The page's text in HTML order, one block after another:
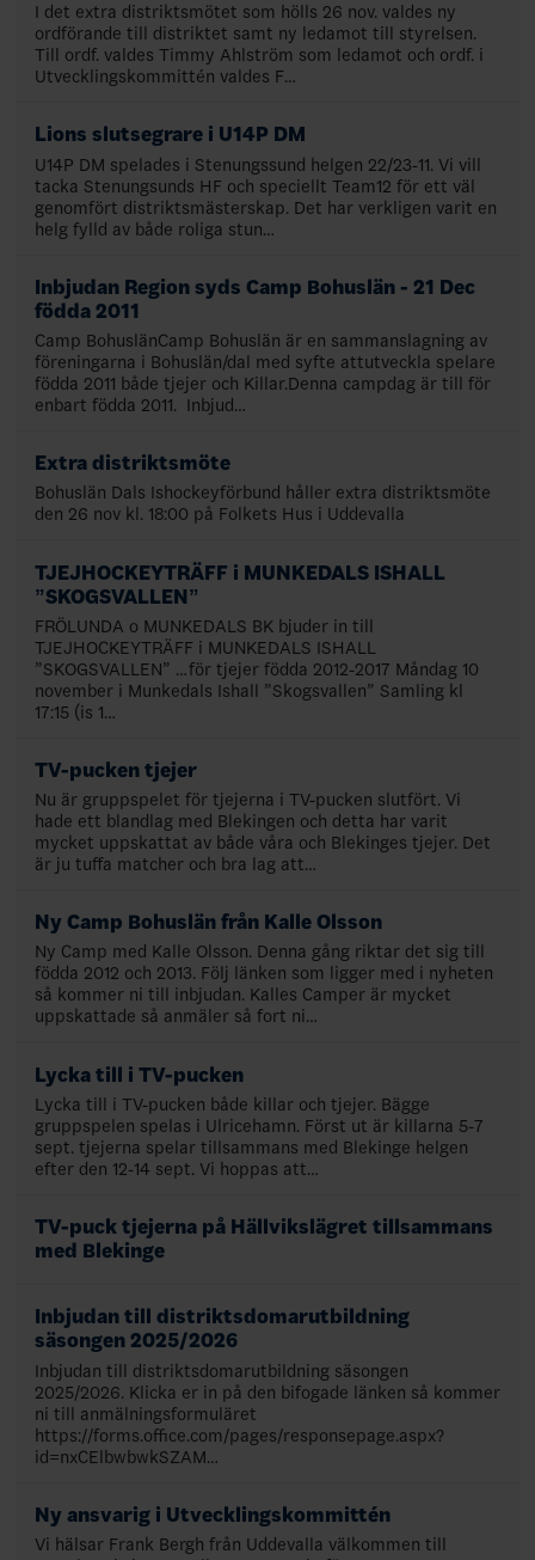
I det extra distriktsmötet som hölls 26 nov. valdes ny
ordförande till distriktet samt ny ledamot till styrelsen.
Till ordf. valdes Timmy Ahlström som ledamot och ordf. i
Utvecklingskommittén valdes F…
Lions slutsegrare i U14P DM
U14P DM spelades i Stenungssund helgen 22/23-11. Vi vill
tacka Stenungsunds HF och speciellt Team12 för ett väl
genomfört distriktsmästerskap. Det har verkligen varit en
helg fylld av både roliga stun…
Inbjudan Region syds Camp Bohuslän - 21 Dec
födda 2011
Camp BohuslänCamp Bohuslän är en sammanslagning av
föreningarna i Bohuslän/dal med syfte attutveckla spelare
födda 2011 både tjejer och Killar.Denna campdag är till för
enbart födda 2011. Inbjud…
Extra distriktsmöte
Bohuslän Dals Ishockeyförbund håller extra distriktsmöte
den 26 nov kl. 18:00 på Folkets Hus i Uddevalla
TJEJHOCKEYTRÄFF i MUNKEDALS ISHALL
”SKOGSVALLEN”
FRÖLUNDA o MUNKEDALS BK bjuder in till
TJEJHOCKEYTRÄFF i MUNKEDALS ISHALL
”SKOGSVALLEN” …för tjejer födda 2012-2017 Måndag 10
november i Munkedals Ishall ”Skogsvallen” Samling kl
17:15 (is 1…
TV-pucken tjejer
Nu är gruppspelet för tjejerna i TV-pucken slutfört. Vi
hade ett blandlag med Blekingen och detta har varit
mycket uppskattat av både våra och Blekinges tjejer. Det
är ju tuffa matcher och bra lag att…
Ny Camp Bohuslän från Kalle Olsson
Ny Camp med Kalle Olsson. Denna gång riktar det sig till
födda 2012 och 2013. Följ länken som ligger med i nyheten
så kommer ni till inbjudan. Kalles Camper är mycket
uppskattade så anmäler så fort ni…
Lycka till i TV-pucken
Lycka till i TV-pucken både killar och tjejer. Bägge
gruppspelen spelas i Ulricehamn. Först ut är killarna 5-7
sept. tjejerna spelar tillsammans med Blekinge helgen
efter den 12-14 sept. Vi hoppas att…
TV-puck tjejerna på Hällvikslägret tillsammans
med Blekinge
Inbjudan till distriktsdomarutbildning
säsongen 2025/2026
Inbjudan till distriktsdomarutbildning säsongen
2025/2026. Klicka er in på den bifogade länken så kommer
ni till anmälningsformuläret
https://forms.office.com/pages/responsepage.aspx?
id=nxCElbwbwkSZAM…
Ny ansvarig i Utvecklingskommittén
Vi hälsar Frank Bergh från Uddevalla välkommen till